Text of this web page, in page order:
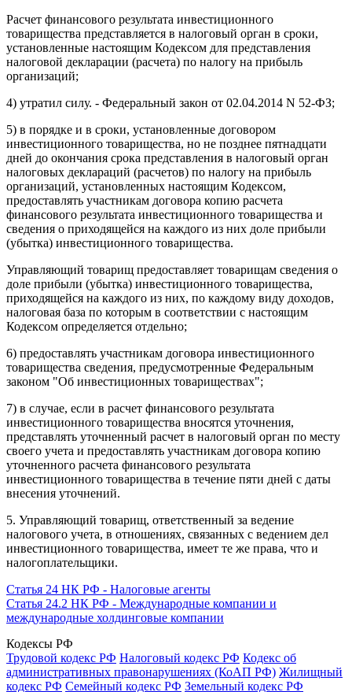
Расчет финансового результата инвестиционного
товарищества представляется в налоговый орган в сроки,
установленные настоящим Кодексом для представления
налоговой декларации (расчета) по налогу на прибыль
организаций;
4) утратил силу. - Федеральный закон от 02.04.2014 N 52-ФЗ;
5) в порядке и в сроки, установленные договором
инвестиционного товарищества, но не позднее пятнадцати
дней до окончания срока представления в налоговый орган
налоговых деклараций (расчетов) по налогу на прибыль
организаций, установленных настоящим Кодексом,
предоставлять участникам договора копию расчета
финансового результата инвестиционного товарищества и
сведения о приходящейся на каждого из них доле прибыли
(убытка) инвестиционного товарищества.
Управляющий товарищ предоставляет товарищам сведения о
доле прибыли (убытка) инвестиционного товарищества,
приходящейся на каждого из них, по каждому виду доходов,
налоговая база по которым в соответствии с настоящим
Кодексом определяется отдельно;
6) предоставлять участникам договора инвестиционного
товарищества сведения, предусмотренные Федеральным
законом "Об инвестиционных товариществах";
7) в случае, если в расчет финансового результата
инвестиционного товарищества вносятся уточнения,
представлять уточненный расчет в налоговый орган по месту
своего учета и предоставлять участникам договора копию
уточненного расчета финансового результата
инвестиционного товарищества в течение пяти дней с даты
внесения уточнений.
5. Управляющий товарищ, ответственный за ведение
налогового учета, в отношениях, связанных с ведением дел
инвестиционного товарищества, имеет те же права, что и
налогоплательщики.
Статья 24 НК РФ - Налоговые агенты
Статья 24.2 НК РФ - Международные компании и
международные холдинговые компании
Кодексы РФ
Трудовой кодекс РФ Налоговый кодекс РФ Кодекс об
административных правонарушениях (КоАП РФ) Жилищный
кодекс РФ Семейный кодекс РФ Земельный кодекс РФ